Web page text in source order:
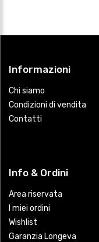
Informazioni
Chi siamo
Condizioni di vendita
Contatti
Info & Ordini
Area riservata
I miei ordini
Wishlist
Garanzia Longeva